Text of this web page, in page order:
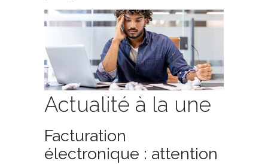
Actualité à la une
Facturation
électronique : attention